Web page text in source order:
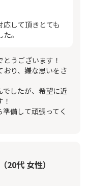
応して頂きとても
。
とうございます！
り、嫌な思いをさ
でしたが、希望に近
備して頑張ってく
20代 女性）